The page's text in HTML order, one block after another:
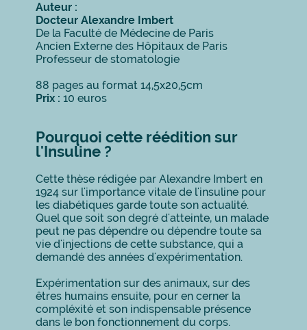
Auteur :
Docteur Alexandre Imbert
De la Faculté de Médecine de Paris
Ancien Externe des Hôpitaux de Paris
Professeur de stomatologie
88 pages au format 14,5x20,5cm
Prix : 10 euros
Pourquoi cette réédition sur
l'Insuline ?
Cette thèse rédigée par Alexandre Imbert en
1924 sur l'importance vitale de l'insuline pour
les diabétiques garde toute son actualité.
Quel que soit son degré d'atteinte, un malade
peut ne pas dépendre ou dépendre toute sa
vie d'injections de cette substance, qui a
demandé des années d'expérimentation.
Expérimentation sur des animaux, sur des
êtres humains ensuite, pour en cerner la
compléxité et son indispensable présence
dans le bon fonctionnement du corps.